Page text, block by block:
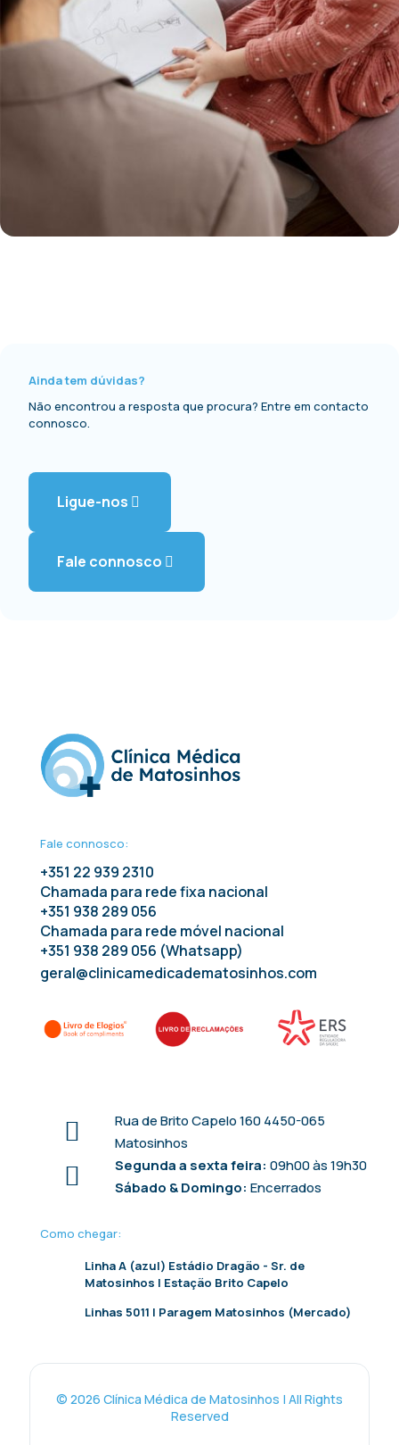
Ainda tem dúvidas?
Não encontrou a resposta que procura? Entre em contacto
connosco.
Ligue-nos
Fale connosco
Fale connosco:
+351 22 939 2310
Chamada para rede fixa nacional
+351 938 289 056
Chamada para rede móvel nacional
+351 938 289 056 (Whatsapp)
geral@clinicamedicadematosinhos.com
Rua de Brito Capelo 160 4450-065
Matosinhos
Segunda a sexta feira: 09h00 às 19h30
Sábado & Domingo: Encerrados
Como chegar:
Linha A (azul) Estádio Dragão - Sr. de
Matosinhos | Estação Brito Capelo
Linhas 5011 | Paragem Matosinhos (Mercado)
© 2026 Clínica Médica de Matosinhos | All Rights
Reserved